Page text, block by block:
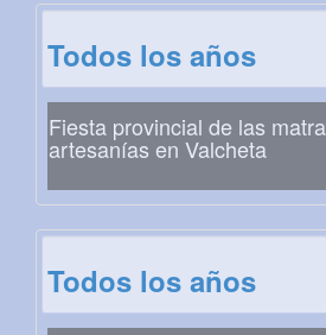
Todos los años
Fiesta provincial de las
artesanías en Valcheta
Todos los años